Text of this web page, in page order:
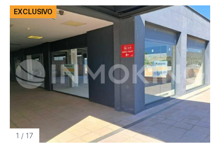
1 / 17
EXCLUSIVO